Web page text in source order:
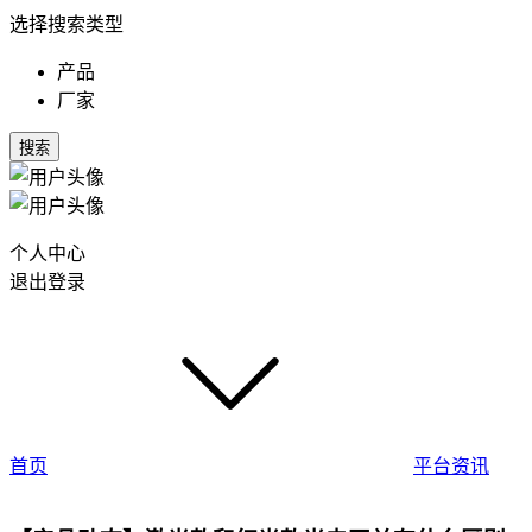
选择搜索类型
产品
厂家
搜索
个人中心
退出登录
首页 平台资讯